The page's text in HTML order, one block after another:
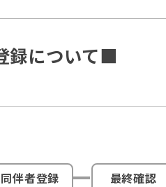
録について■
同伴者登録 最終確認